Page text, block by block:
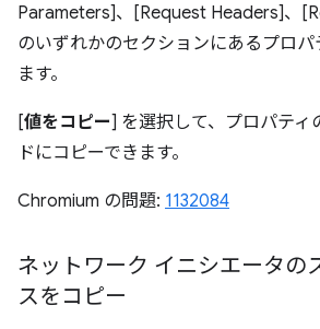
Parameters]、[Request Headers]、
のいずれかのセクションにあるプロパ
ます。
[値をコピー] を選択して、プロパティ
ドにコピーできます。
Chromium の問題: 1132084
ネットワーク イニシエータの
スをコピー